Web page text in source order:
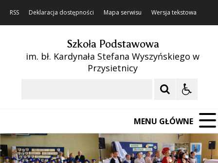
RSS Deklaracja dostępności Mapa serwisu Wersja tekstowa
Szkoła Podstawowa
im. bł. Kardynała Stefana Wyszyńskiego w
Przysietnicy
MENU GŁÓWNE